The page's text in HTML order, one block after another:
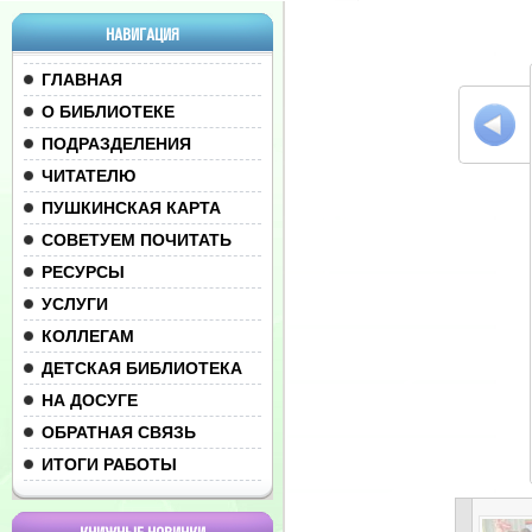
НАВИГАЦИЯ
ГЛАВНАЯ
О БИБЛИОТЕКЕ
ПОДРАЗДЕЛЕНИЯ
ЧИТАТЕЛЮ
ПУШКИНСКАЯ КАРТА
СОВЕТУЕМ ПОЧИТАТЬ
РЕСУРСЫ
УСЛУГИ
КОЛЛЕГАМ
ДЕТСКАЯ БИБЛИОТЕКА
НА ДОСУГЕ
ОБРАТНАЯ СВЯЗЬ
ИТОГИ РАБОТЫ